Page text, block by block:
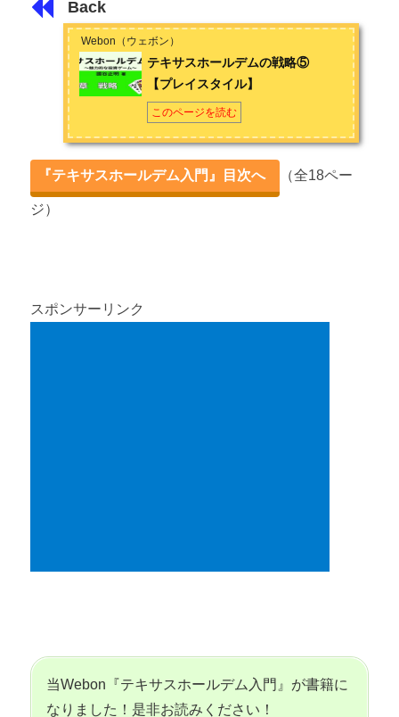
Back
Webon（ウェボン）
テキサスホールデムの戦略⑤
【プレイスタイル】
このページを読む
『テキサスホールデム入門』目次へ （全18ペー
ジ）
スポンサーリンク
当Webon『テキサスホールデム入門』が書籍に
なりました！是非お読みください！